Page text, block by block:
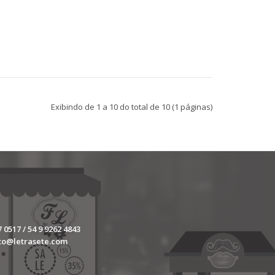
Compras somente pelo WattsApp 54 99262 4843 Os
Compras somente pelo WattsApp 54 99262 4843 Os
adesivos personalizados são perfeitos para solt..
Exibindo de 1 a 10 do total de 10 (1 páginas)
0517 / 54 9 9262 4843